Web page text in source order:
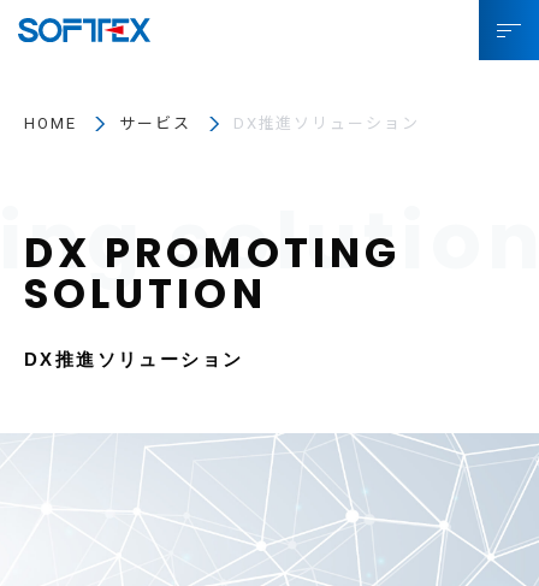
ソフトテックスとは
お役立ちコラム
採用情報
HOME サービス DX推進ソリューション
DX推進ソリューション